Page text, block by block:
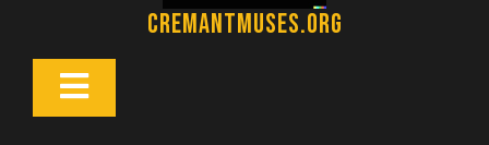
cremantmuses.org
Botón